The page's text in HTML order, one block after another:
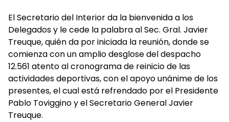
El Secretario del Interior da la bienvenida a los
Delegados y le cede la palabra al Sec. Gral. Javier
Treuque, quién da por iniciada la reunión, donde se
comienza con un amplio desglose del despacho
12.561 atento al cronograma de reinicio de las
actividades deportivas, con el apoyo unánime de los
presentes, el cual está refrendado por el Presidente
Pablo Toviggino y el Secretario General Javier
Treuque.